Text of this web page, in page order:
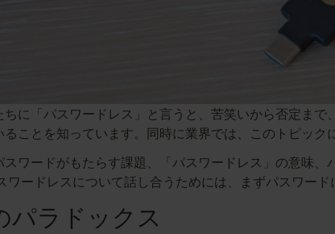
に「パスワードレス」と言うと、苦笑いから否定ま
ことを知っています。同時に業界では、このトピック
ワードがもたらす課題、「パスワードレス」の意味
ワードレスについて話し合うためには、まずパスワード
パラドックス